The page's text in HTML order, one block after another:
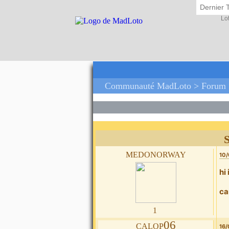
Dernier
Communauté MadLoto > Forum
medonorway
1
hi
calop06 16/